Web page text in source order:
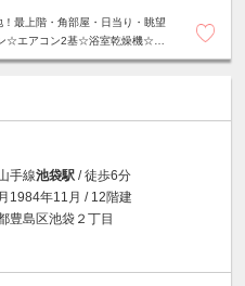
最上階・角部屋・日当り・眺望
☆エアコン2基☆浴室乾燥機☆温
手線池袋駅 / 徒歩6分
1984年11月 / 12階建
豊島区池袋２丁目